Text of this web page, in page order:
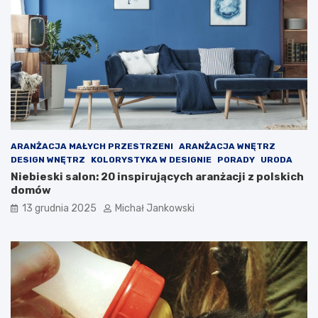
i
ę
z
m
i
e
n
i
a
?
ARANŻACJA MAŁYCH PRZESTRZENI
ARANŻACJA WNĘTRZ
DESIGN WNĘTRZ
KOLORYSTYKA W DESIGNIE PORADY URODA
Niebieski salon: 20 inspirujących aranżacji z polskich
domów
13 grudnia 2025 Michał Jankowski